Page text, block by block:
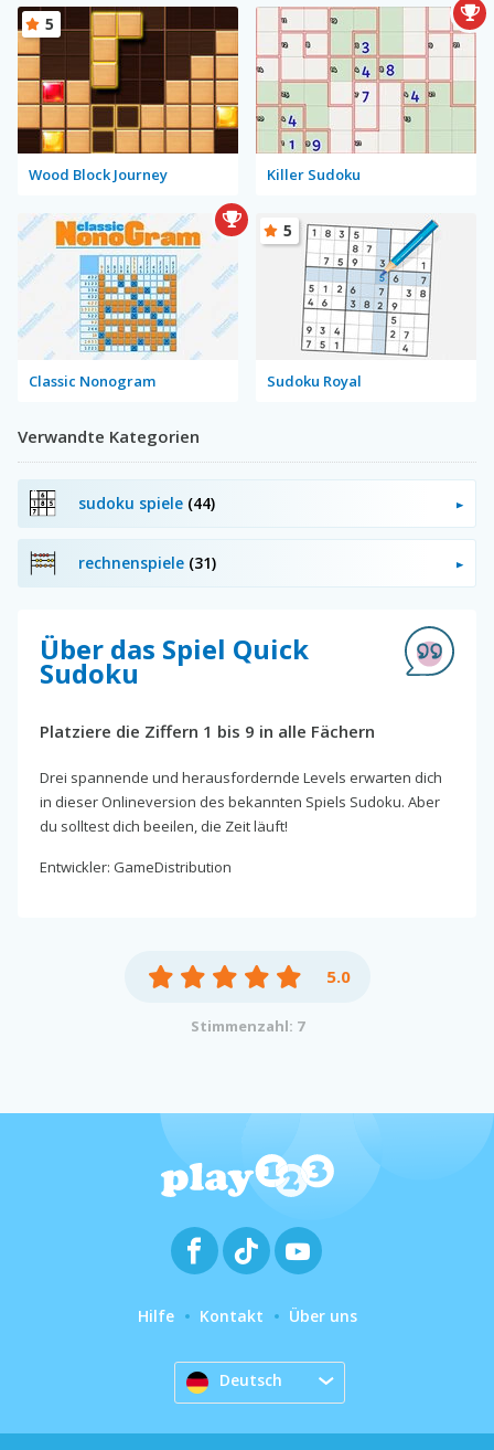
Wood Block Journey
5
Killer Sudoku
Classic Nonogram Sudoku Royal
5
Verwandte Kategorien
sudoku spiele (44)
rechnenspiele (31)
Über das Spiel Quick
Sudoku
Platziere die Ziffern 1 bis 9 in alle Fächern
Drei spannende und herausfordernde Levels erwarten dich
in dieser Onlineversion des bekannten Spiels Sudoku. Aber
du solltest dich beeilen, die Zeit läuft!
Entwickler: GameDistribution
5.0
Stimmenzahl: 7
Hilfe Kontakt Über uns
Deutsch